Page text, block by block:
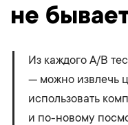
не
Из каждого A/B
— можно извлечь
использовать
и по-новому